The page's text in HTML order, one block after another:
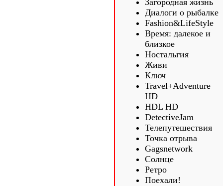
Загородная жизнь
Диалоги о рыбалке
Fashion&LifeStyle
Время: далекое и
близкое
Ностальгия
Живи
Ключ
Travel+Adventure
HD
HDL HD
DetectiveJam
Телепутешествия
Точка отрыва
Gagsnetwork
Солнце
Ретро
Поехали!